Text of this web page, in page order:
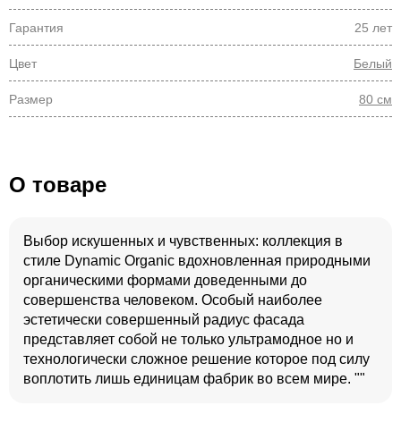
Гарантия 25 лет
Цвет Белый
Размер 80 см
О товаре
Выбор искушенных и чувственных: коллекция в
стиле Dynamic Organic вдохновленная природными
органическими формами доведенными до
совершенства человеком. Особый наиболее
эстетически совершенный радиус фасада
представляет собой не только ультрамодное но и
технологически сложное решение которое под силу
воплотить лишь единицам фабрик во всем мире. ""